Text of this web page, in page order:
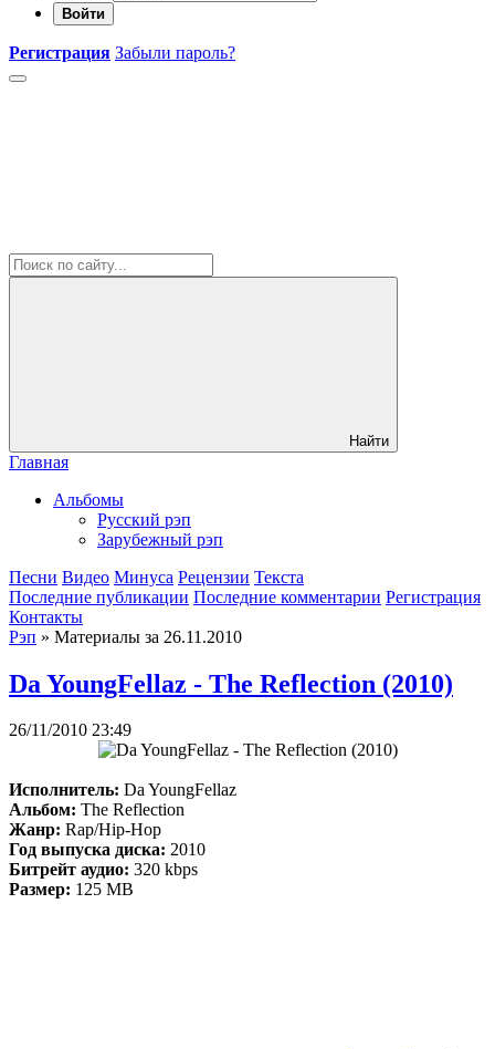
Войти
Регистрация Забыли пароль?
Найти
Главная
Альбомы
Русский рэп
Зарубежный рэп
Песни Видео Минуса Рецензии Текста
Последние публикации Последние комментарии Регистрация
Контакты
Рэп » Материалы за 26.11.2010
Da YoungFellaz - The Reflection (2010)
26/11/2010 23:49
Исполнитель: Da YoungFellaz
Альбом: The Reflection
Жанр: Rap/Hip-Hop
Год выпуска диска: 2010
Битрейт аудио: 320 kbps
Размер: 125 MB